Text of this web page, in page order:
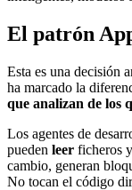
El patrón
Esta es una decisión
ha marcado la
que analizan de los
Los agentes de
pueden leer ficheros
cambio, generan
No tocan el código